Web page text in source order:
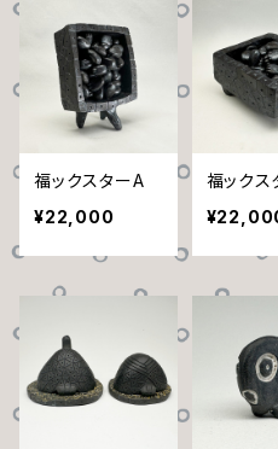
福ックスターA
¥22,000
福ックス